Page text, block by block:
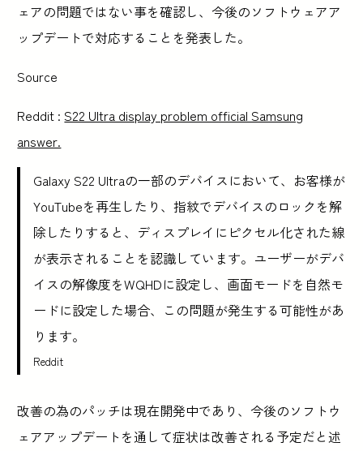
ェアの問題ではない事を確認し、今後のソフトウェアア
ップデートで対応することを発表した。
Source
Reddit :S22 Ultra display problem official Samsung
answer.
Galaxy S22 Ultraの一部のデバイスにおいて、お客様が
YouTubeを再生したり、指紋でデバイスのロックを解
除したりすると、ディスプレイにピクセル化された線
が表示されることを認識しています。ユーザーがデバ
イスの解像度をWQHDに設定し、画面モードを自然モ
ードに設定した場合、この問題が発生する可能性があ
ります。
Reddit
改善の為のパッチは現在開発中であり、今後のソフトウ
ェアアップデートを通して症状は改善される予定だと述